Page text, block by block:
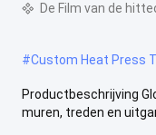
De Film van de
#Custom Heat Press
Productbeschrijving
muren, treden en